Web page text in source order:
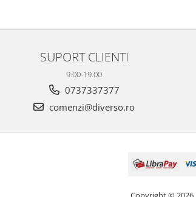
SUPORT CLIENTI
9.00-19.00
0737337377
comenzi@diverso.ro